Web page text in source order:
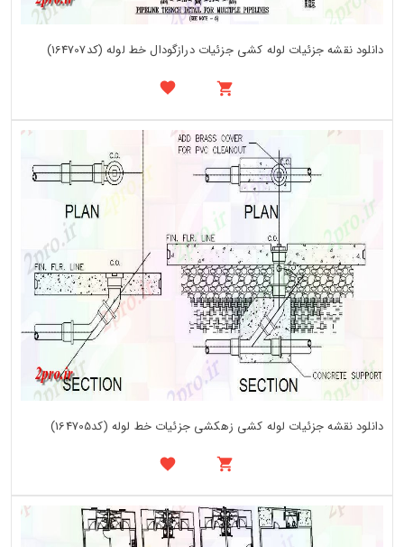
دانلود نقشه جزئیات لوله کشی جزئیات درازگودال خط لوله (کد164707)
دانلود نقشه جزئیات لوله کشی زهکشی جزئیات خط لوله (کد164705)